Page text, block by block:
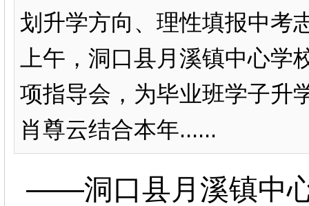
划升学方向、理性填报中考
上午，洞口县月溪镇中心
项指导会，为毕业班学子升
肖尊云结合本年......
——洞口县月溪镇中